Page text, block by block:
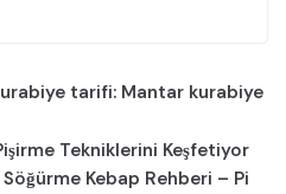
tarifi: Mantar kurabiye
Tekniklerini Keşfetiyor
Kebap Rehberi – Pi